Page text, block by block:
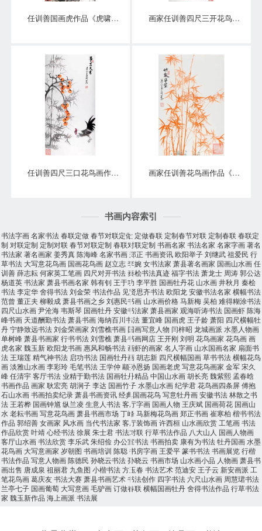
任训善国画虎作品《虎啸泉鸣》四尺整张真迹 画家任训善四尺三开花鸟画作品《硕果》
任训善四尺三口花鸟画作品《事事大吉》 画家任训善花鸟画作品《竹报平安》
书画内容索引
书法字画名家书法春联定做春节对联定做 定做春联 定制春节对联 定制春联春联定
制 对联定制 定制对联春节对联定制 春联对联定制 书画名家 书法名家 名家字画著名
书法家 著名画家 姜秀真陈海峰名家书画郑正 书画资讯欧阳举子刘继武祖爱民 行
草书法 大写意花鸟画 国画花鸟画 赵立志李婉 女书法家 萧县著名画家 国画山水画任
训善薛志耘何家英工笔画 四尺对开书法秦桧书法真迹福字书法萧龙士 周涛郭公达
杨道英书法家 萧县书画名家 韩有钊 王于功 李平胜 国画牡丹花 山水画井秋月 秦桧
书法李定华舍得书法刘金荣书法作品 见贤思齐书法欧阳龙安徽书法名家 横幅书法
范曾 董正夫 柳毅成萧县书画之乡刘惠民书画 山水画价格马新梅吴柏 难得糊涂书法
四尺山水画尹沧海韦斯琴 国画牡丹安徽书法家 萧县画家 观海听涛书法 国画虾陈海
峰书画 天道酬勤书法萧县书画海纳百川书法董宜峰 国画虎 王子龄萧阳 四尺横幅牡
丹宁静致远书法刘金荣画家 刘雪樵书画 国画写意人物 闫梓昭 龙城画派 水墨人物画
单树峰萧县书画家 行书书法刘雪樵萧县书画网店 王开刚刘明 花鸟画家 花鸟画画
虎名家 魏玉新欧阳龙书画惠风和畅书法画虾的画家 名人字画 山水国画名家 扇面书
法 王瑞莲精气神书法 启功书法 国画牡丹画胡志新 四尺横幅国画草书书法横幅花鸟
画淡雅山水画李彩玲毛笔书法 王学仲颛孙恩扬 国画老虎写意花鸟画家 金军宋久
峰任清宇客厅书法业精于勤书法 国画牡丹精品 中国山水画胡长亮魏紫熙孟春晗
书画作品 画家 耿宏亮胡涧子李达 国画竹子水墨山水画纪学君花鸟画四条屏傅抱
石山水画书画拍卖纪录萧县书画资讯经典国画花鸟写意牡丹画安徽书法林散之书
法 王若桦 国画钟馗纵兰凌 生意人书法客厅字画 国画人物 王庆斌 国画荷花 国画山
水 老耘书画写意花鸟画萧县书画市场 丁峰马新梅花鸟画郑正书画崔寒柏 楷书书法
作品 郭绍善女画家 风水画 当代书法家 客厅装饰画许西桓 山水画欣赏 工笔画书法
作品欣赏叶靖心经书法徐展 朱士君书法对联行草书法作品 八大山人 国画人物画
客厅山水画书法欣赏李乐武朱绍俭 办公室书法书画拍卖 康有为书法牡丹国画水墨
花鸟画 大写意画家 岁朝图 书画培训 陈聪书房字画 王爱平篆书书法书画展览行楷
书法作品 写意人物画陈德民 孙晓云书法孙晓云 书画市场 山水画小品 人物画萧县书
画出售 唐成泉 祖丽君 九鱼图 小楷书法方玉春书法艺术范迪安 王子云 新安画派 工
笔花鸟画葛庆友书法大赛萧县书画艺术书法创作 四字书法六尺山水画 周慧珺书法
兰亭七子 国画葡萄 大写意画毛驴画订做春联横幅国画牡丹舍得书法作品 行草书法
家 魏玉新作品 海上画派 书法展